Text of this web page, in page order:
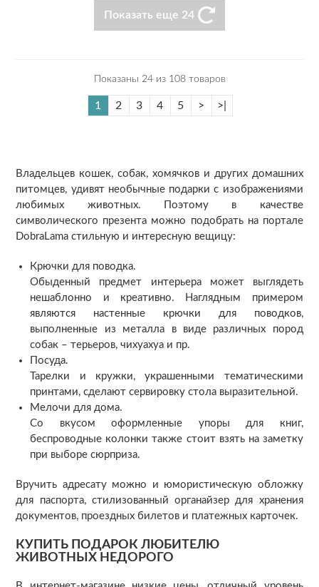
Показать еще 24
Показаны 24 из 108 товаров
1 2 3 4 5 > >|
Владельцев кошек, собак, хомячков и других домашних
питомцев, удивят необычные подарки с изображениями
любимых животных. Поэтому в качестве
символического презента можно подобрать на портале
DobraLama стильную и интересную вещицу:
Крючки для поводка.
Обыденный предмет интерьера может выглядеть
нешаблонно и креативно. Наглядным примером
являются настенные крючки для поводков,
выполненные из металла в виде различных пород
собак – терьеров, чихуахуа и пр.
Посуда.
Тарелки и кружки, украшенными тематическими
принтами, сделают сервировку стола выразительной.
Мелочи для дома.
Со вкусом оформленные упоры для книг,
беспроводные колонки также стоит взять на заметку
при выборе сюрприза.
Вручить адресату можно и юмористическую обложку
для паспорта, стилизованный органайзер для хранения
документов, проездных билетов и платежных карточек.
КУПИТЬ ПОДАРОК ЛЮБИТЕЛЮ
ЖИВОТНЫХ НЕДОРОГО